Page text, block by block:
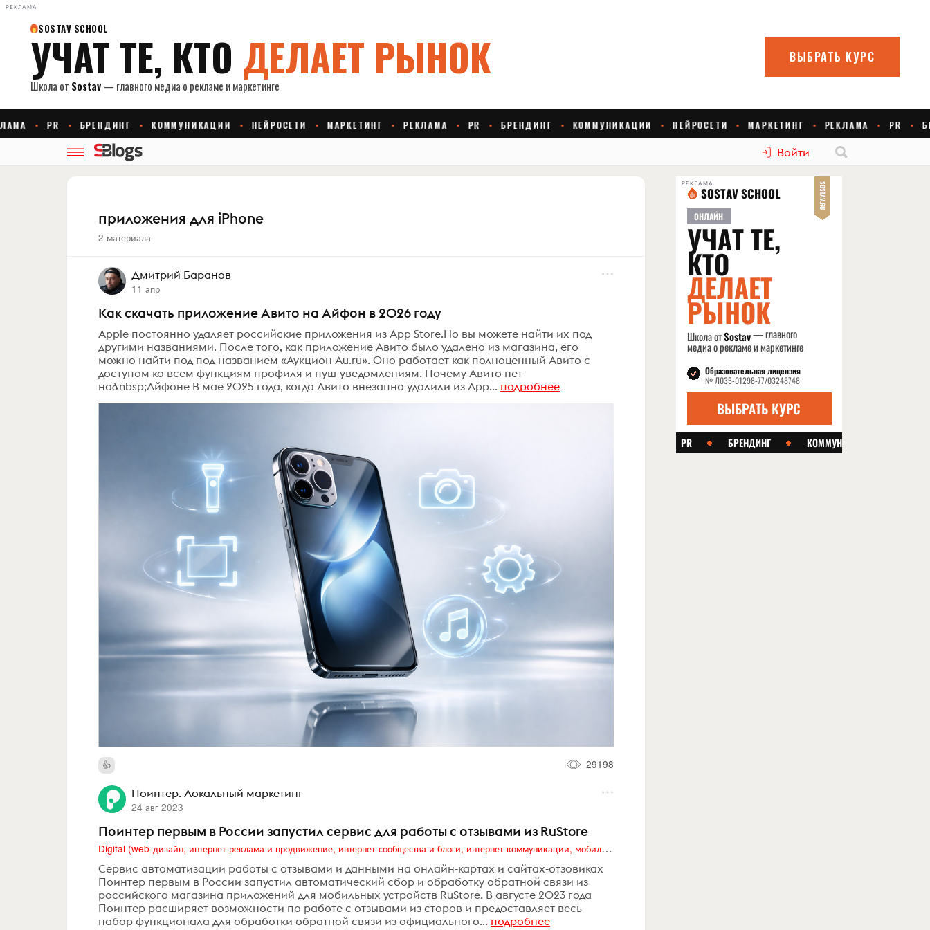
РЕКЛАМА
Войти
приложения для iPhone
2 материала
Дмитрий Баранов
11 апр
Как скачать приложение Авито на Айфон в 2026 году
Apple постоянно удаляет российские приложения из App Store.Но вы можете найти их под
другими названиями. После того, как приложение Авито было удалено из магазина, его
можно найти под под названием «Аукцион Au.ru». Оно работает как полноценный Авито с
доступом ко всем функциям профиля и пуш-уведомлениям. Почему Авито нет
на&nbsp;Айфоне В мае 2025 года, когда Авито внезапно удалили из App... подробнее
29198
Поинтер. Локальный маркетинг
24 авг 2023
Поинтер первым в России запустил сервис для работы с отзывами из RuStore
Digital (web-дизайн, интернет-реклама и продвижение, интернет-сообщества и блоги, интернет-коммуникации, мобильный маркетинг, реклама на цифровых экранах)
Сервис автоматизации работы с отзывами и данными на онлайн-картах и сайтах-отзовиках
Поинтер первым в России запустил автоматический сбор и обработку обратной связи из
российского магазина приложений для мобильных устройств RuStore. В августе 2023 года
Поинтер расширяет возможности по работе с отзывами из сторов и предоставляет весь
набор функционала для обработки обратной связи из официального... подробнее
РЕКЛАМА